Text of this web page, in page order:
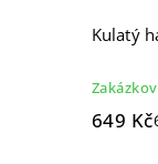
Kulatý
649 Kč